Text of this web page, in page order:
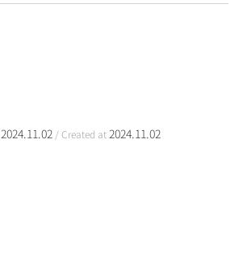
2024.11.02 / Created at2024.11.02